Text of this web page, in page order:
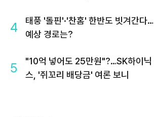
4
태풍 '돌핀'·'찬홈' 한반도 빗겨간다…
예상 경로는?
5
"10억 넣어도 25만원"?…SK하이닉
스, '쥐꼬리 배당금' 여론 보니